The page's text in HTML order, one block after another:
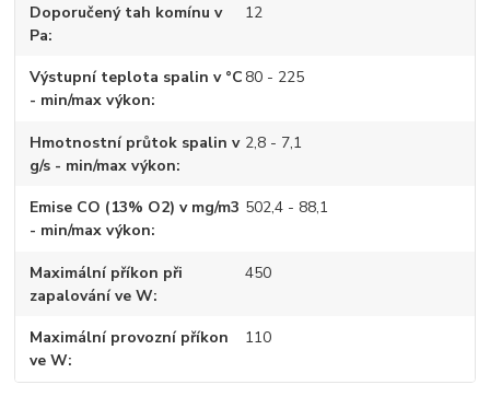
Doporučený tah komínu v
Pa
12
Výstupní teplota spalin v °C
- min/max výkon
80 - 225
Hmotnostní průtok spalin v
g/s - min/max výkon
2,8 - 7,1
Emise CO (13% O2) v mg/m3
- min/max výkon
502,4 - 88,1
Maximální příkon při
zapalování ve W
450
Maximální provozní příkon
ve W
110